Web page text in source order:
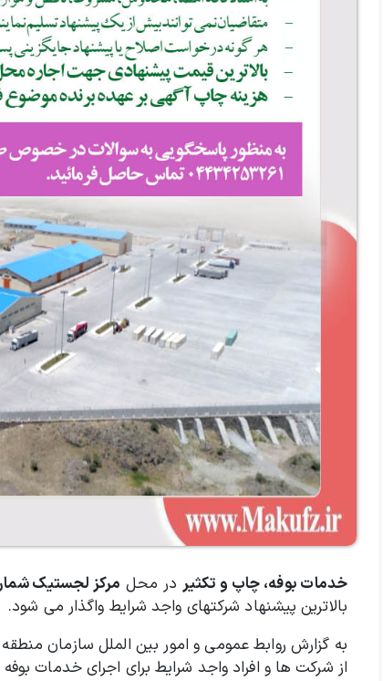
خدمات بوفه، چاپ و تکثیر در محل مرکز لجستیک
بالاترین پیشنهاد شرکتهای واجد شرايط واگذار می شود.
به گزارش روابط عمومی و امور بین الملل سازمان
از شرکت ها و افراد واجد شرایط برای اجرای خدمات